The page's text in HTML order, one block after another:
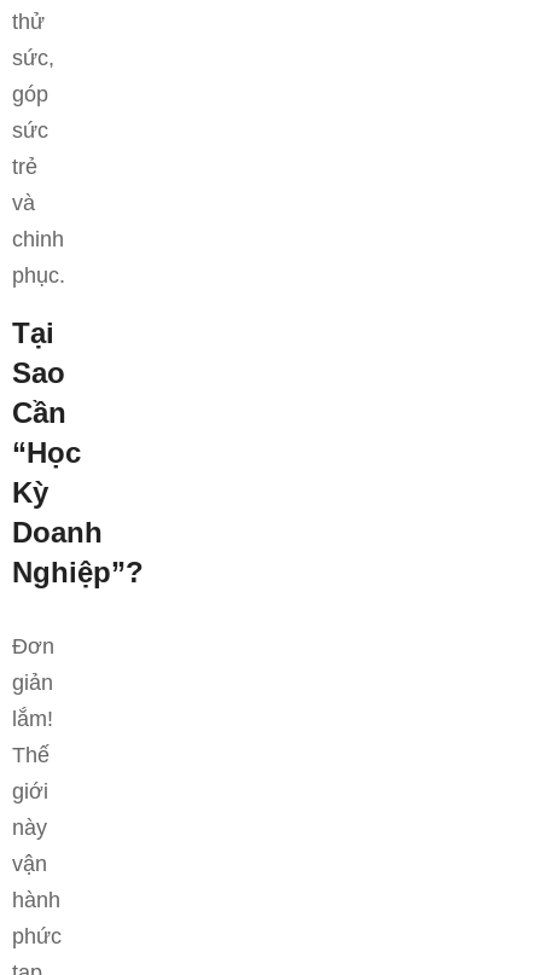
thử
sức,
góp
sức
trẻ
và
chinh
phục.
Tại
Sao
Cần
“Học
Kỳ
Doanh
Nghiệp”?
Đơn
giản
lắm!
Thế
giới
này
vận
hành
phức